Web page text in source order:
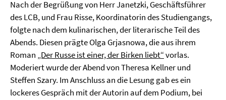
Nach der Begrüßung von Herr Janetzki, Geschäftsführer
des LCB, und Frau Risse, Koordinatorin des Studiengangs,
folgte nach dem kulinarischen, der literarische Teil des
Abends. Diesen prägte Olga Grjasnowa, die aus ihrem
Roman „Der Russe ist einer, der Birken liebt“vorlas.
Moderiert wurde der Abend von Theresa Kellner und
Steffen Szary. Im Anschluss an die Lesung gab es ein
lockeres Gespräch mit der Autorin auf dem Podium, bei